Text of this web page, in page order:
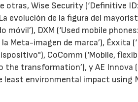
otras, Wise Security (‘Definitive
evolución de la figura del
móvil’), DXM (‘Used mobile
Meta-imagen de marca’), Éxxita
CoComm (‘Mobile,
transformation’), y AE Innova
environmental impact using